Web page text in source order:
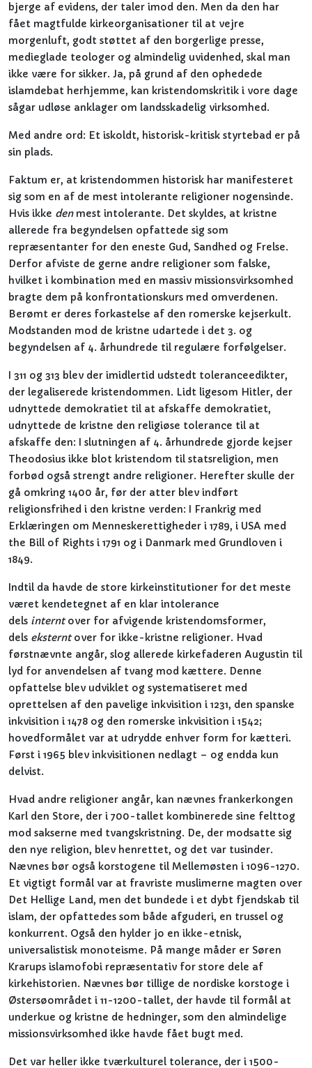
bjerge af evidens, der taler imod den. Men da den har
fået magtfulde kirkeorganisationer til at vejre
morgenluft, godt støttet af den borgerlige presse,
medieglade teologer og almindelig uvidenhed, skal man
ikke være for sikker. Ja, på grund af den ophedede
islamdebat herhjemme, kan kristendomskritik i vore dage
sågar udløse anklager om landsskadelig virksomhed.
Med andre ord: Et iskoldt, historisk-kritisk styrtebad er på
sin plads.
Faktum er, at kristendommen historisk har manifesteret
sig som en af de mest intolerante religioner nogensinde.
Hvis ikke denmest intolerante. Det skyldes, at kristne
allerede fra begyndelsen opfattede sig som
repræsentanter for den eneste Gud, Sandhed og Frelse.
Derfor afviste de gerne andre religioner som falske,
hvilket i kombination med en massiv missionsvirksomhed
bragte dem på konfrontationskurs med omverdenen.
Berømt er deres forkastelse af den romerske kejserkult.
Modstanden mod de kristne udartede i det 3. og
begyndelsen af 4. århundrede til regulære forfølgelser.
I 311 og 313 blev der imidlertid udstedt toleranceedikter,
der legaliserede kristendommen. Lidt ligesom Hitler, der
udnyttede demokratiet til at afskaffe demokratiet,
udnyttede de kristne den religiøse tolerance til at
afskaffe den: I slutningen af 4. århundrede gjorde kejser
Theodosius ikke blot kristendom til statsreligion, men
forbød også strengt andre religioner. Herefter skulle der
gå omkring 1400 år, før der atter blev indført
religionsfrihed i den kristne verden: I Frankrig med
Erklæringen om Menneskerettigheder i 1789, i USA med
the Bill of Rights i 1791 og i Danmark med Grundloven i
1849.
Indtil da havde de store kirkeinstitutioner for det meste
været kendetegnet af en klar intolerance
dels interntover for afvigende kristendomsformer,
dels eksterntover for ikke-kristne religioner. Hvad
førstnævnte angår, slog allerede kirkefaderen Augustin til
lyd for anvendelsen af tvang mod kættere. Denne
opfattelse blev udviklet og systematiseret med
oprettelsen af den pavelige inkvisition i 1231, den spanske
inkvisition i 1478 og den romerske inkvisition i 1542;
hovedformålet var at udrydde enhver form for kætteri.
Først i 1965 blev inkvisitionen nedlagt – og endda kun
delvist.
Hvad andre religioner angår, kan nævnes frankerkongen
Karl den Store, der i 700-tallet kombinerede sine felttog
mod sakserne med tvangskristning. De, der modsatte sig
den nye religion, blev henrettet, og det var tusinder.
Nævnes bør også korstogene til Mellemøsten i 1096-1270.
Et vigtigt formål var at fravriste muslimerne magten over
Det Hellige Land, men det bundede i et dybt fjendskab til
islam, der opfattedes som både afguderi, en trussel og
konkurrent. Også den hylder jo en ikke-etnisk,
universalistisk monoteisme. På mange måder er Søren
Krarups islamofobi repræsentativ for store dele af
kirkehistorien. Nævnes bør tillige de nordiske korstoge i
Østersøområdet i 11-1200-tallet, der havde til formål at
underkue og kristne de hedninger, som den almindelige
missionsvirksomhed ikke havde fået bugt med.
Det var heller ikke tværkulturel tolerance, der i 1500-